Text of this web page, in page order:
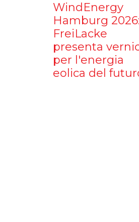
WindEnergy
Hamburg 2026:
FreiLacke
presenta
per l'energia
eolica del